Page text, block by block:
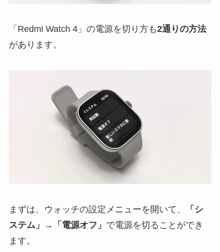
「Redmi Watch 4」の電源を切り方も2通りの方法
があります。
まずは、ウォッチの設定メニューを開いて、
「シ
ステム」→「電源オフ」 で電源を切ることができ
ます。